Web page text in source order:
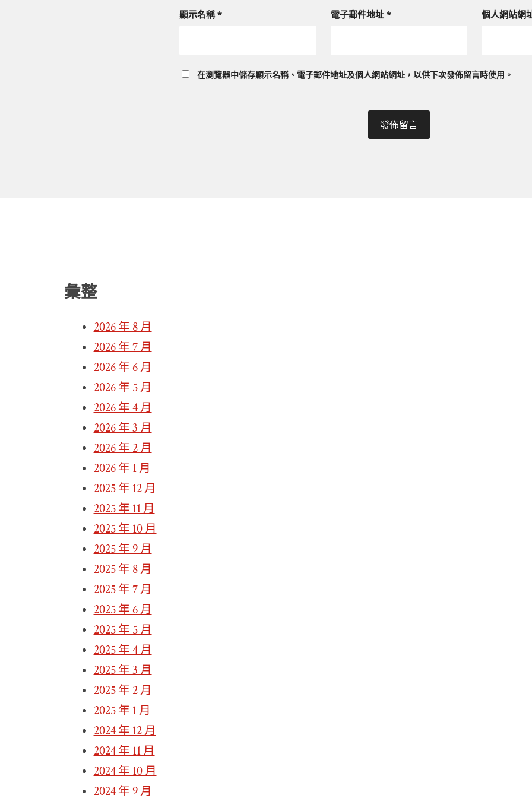
顯示名稱* 電子郵件地址 * 個人網站網
在瀏覽器中儲存顯示名稱、電子郵件地址及個人網站網址，以供下次發佈留言時使用。
彙整
2026 年 8 月
2026 年 7 月
2026 年 6 月
2026 年 5 月
2026 年 4 月
2026 年 3 月
2026 年 2 月
2026 年 1 月
2025 年 12 月
2025 年 11 月
2025 年 10 月
2025 年 9 月
2025 年 8 月
2025 年 7 月
2025 年 6 月
2025 年 5 月
2025 年 4 月
2025 年 3 月
2025 年 2 月
2025 年 1 月
2024 年 12 月
2024 年 11 月
2024 年 10 月
2024 年 9 月